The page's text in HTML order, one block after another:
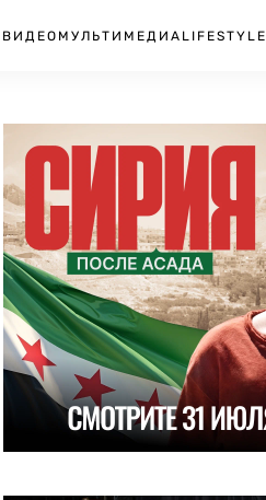
ВИДЕО МУЛЬТИМЕДИА LIFESTYLE